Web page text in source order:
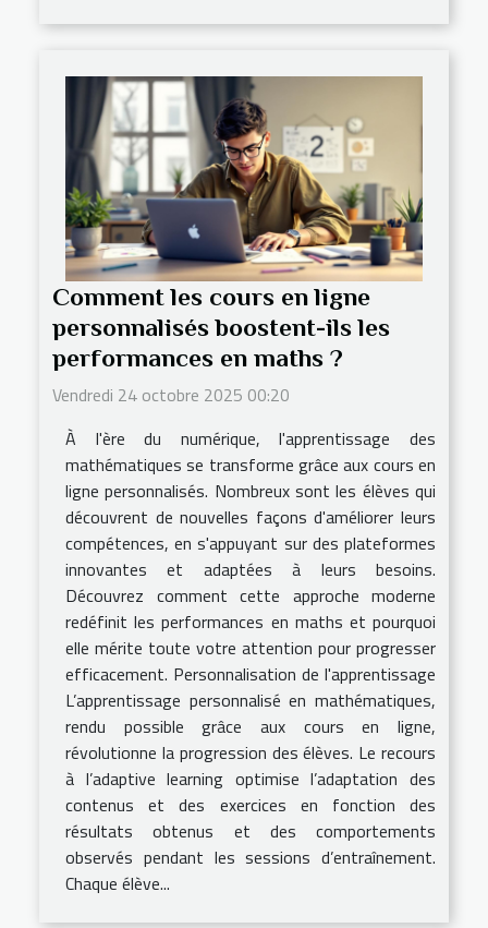
Comment les cours en ligne
personnalisés boostent-ils les
performances en maths ?
Vendredi 24 octobre 2025 00:20
À l'ère du numérique, l'apprentissage des
mathématiques se transforme grâce aux cours en
ligne personnalisés. Nombreux sont les élèves qui
découvrent de nouvelles façons d'améliorer leurs
compétences, en s'appuyant sur des plateformes
innovantes et adaptées à leurs besoins.
Découvrez comment cette approche moderne
redéfinit les performances en maths et pourquoi
elle mérite toute votre attention pour progresser
efficacement. Personnalisation de l'apprentissage
L’apprentissage personnalisé en mathématiques,
rendu possible grâce aux cours en ligne,
révolutionne la progression des élèves. Le recours
à l’adaptive learning optimise l’adaptation des
contenus et des exercices en fonction des
résultats obtenus et des comportements
observés pendant les sessions d’entraînement.
Chaque élève...